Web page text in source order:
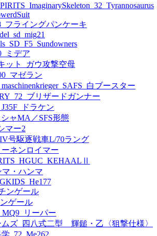
フライングパンケーキ
ミデア
ット_ガウ攻撃空母
マゼラン
白ブースター
ブリザードガンナー
ドラケン
ャMA／SFS形態
マー2
号駆逐戦車L/70ラング
ネンロイマー
マ・ハンマ
ンゲール
ゲール
リーパー
ズ_四八式二型 輝鎚・乙〈狙撃仕様〉
_72_Me262